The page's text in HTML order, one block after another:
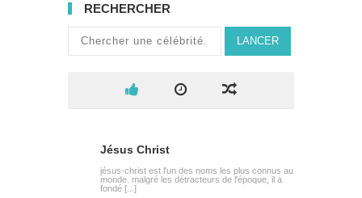
RECHERCHER
LANCER
Jésus Christ
jésus-christ est l'un des noms les plus connus au
monde. malgré les détracteurs de l'époque, il a
fondé [...]